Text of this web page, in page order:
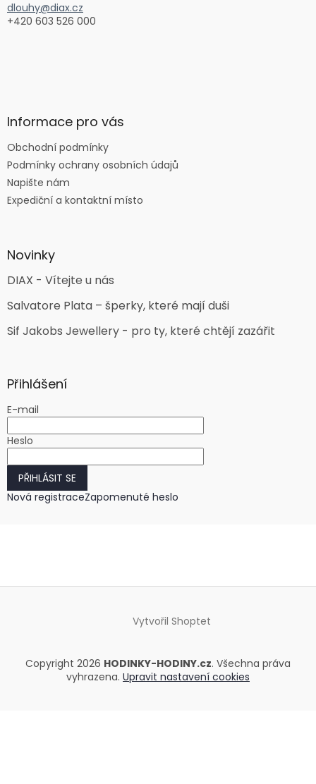
dlouhy@diax.cz
+420 603 526 000
Informace pro vás
Obchodní podmínky
Podmínky ochrany osobních údajů
Napište nám
Expediční a kontaktní místo
Novinky
DIAX - Vítejte u nás
Salvatore Plata – šperky, které mají duši
Sif Jakobs Jewellery - pro ty, které chtějí zazářit
Přihlášení
E-mail
Heslo
PŘIHLÁSIT SE
Nová registraceZapomenuté heslo
Vytvořil Shoptet
Copyright 2026 HODINKY-HODINY.cz. Všechna práva
vyhrazena. Upravit nastavení cookies